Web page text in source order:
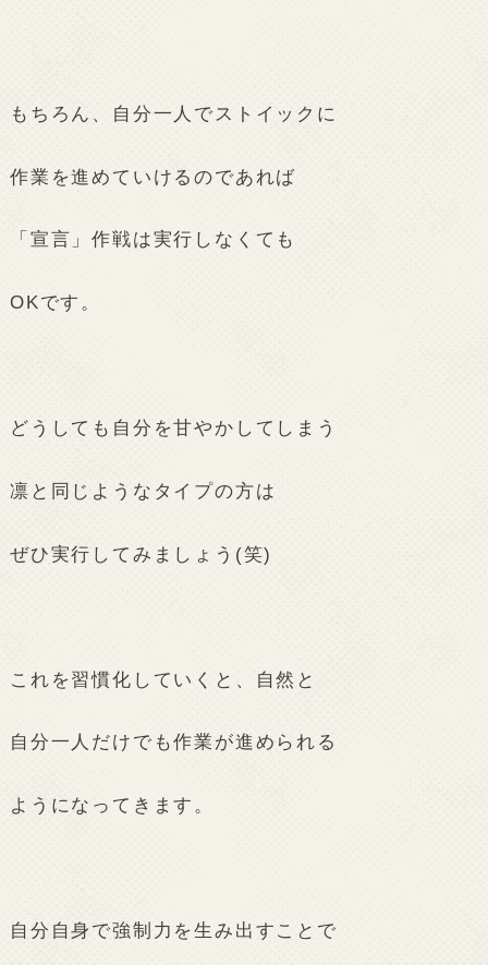
もちろん、自分一人でストイックに
作業を進めていけるのであれば
「宣言」作戦は実行しなくても
OKです。
どうしても自分を甘やかしてしまう
凛と同じようなタイプの方は
ぜひ実行してみましょう(笑)
これを習慣化していくと、自然と
自分一人だけでも作業が進められる
ようになってきます。
自分自身で強制力を生み出すことで